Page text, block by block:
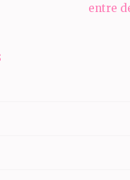
entre